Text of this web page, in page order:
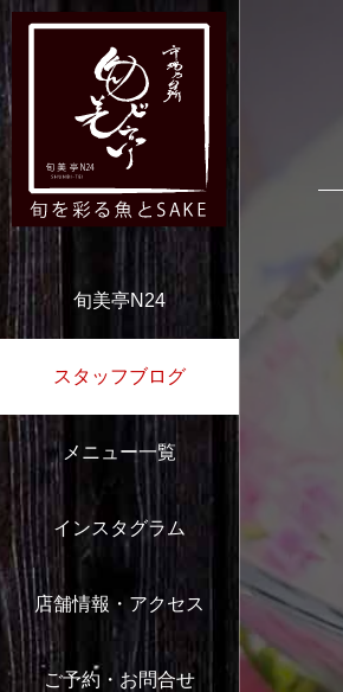
旬美亭N24
スタッフブログ
メニュー一覧
インスタグラム
店舗情報・アクセス
ご予約・お問合せ